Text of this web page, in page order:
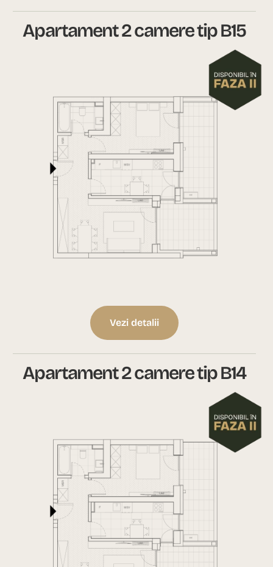
Apartament 2 camere tip B15
Vezi detalii
Apartament 2 camere tip B14